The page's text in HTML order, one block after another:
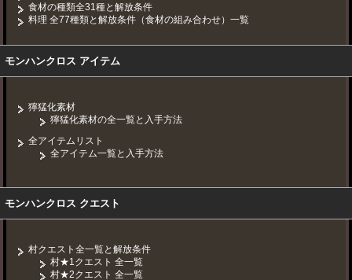
食材の種類全31種と解放条件
料理 全77種類と解放条件（食材の組み合わせ）一覧
モンハンクロス アイテム
獰猛化素材
獰猛化素材の全一覧と入手方法
全アイテムリスト
全アイテム一覧と入手方法
モンハンクロス クエスト
村クエスト全一覧と解放条件
村★1クエスト 全一覧
村★2クエスト 全一覧